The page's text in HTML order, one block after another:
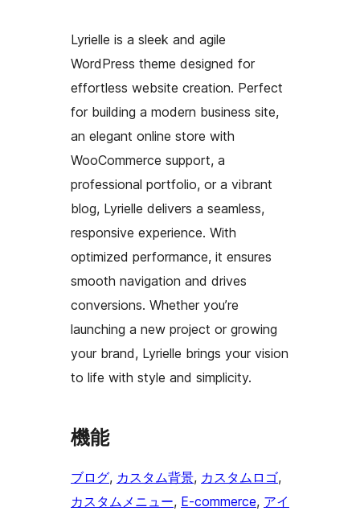
Lyrielle is a sleek and agile
WordPress theme designed for
effortless website creation. Perfect
for building a modern business site,
an elegant online store with
WooCommerce support, a
professional portfolio, or a vibrant
blog, Lyrielle delivers a seamless,
responsive experience. With
optimized performance, it ensures
smooth navigation and drives
conversions. Whether you’re
launching a new project or growing
your brand, Lyrielle brings your vision
to life with style and simplicity.
機能
ブログ, カスタム背景, カスタムロゴ
カスタムメニュー, E-commerce, アイ